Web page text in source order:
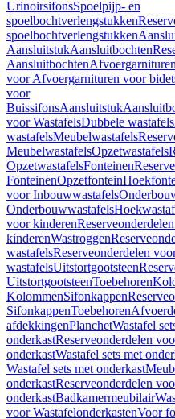
UrinoirsifonsSpoelpijp- en
spoelbochtverlengstukken
spoelbochtverlengstukken
AansluitstukAansluitbochten
Aansluitbochten
voor Afvoergarnituren voor
voor
BuissifonsAansluitstuk
voor WastafelsDubbele wastafels
wastafelsMeubelwastafels
MeubelwastafelsOpzetwastafels
OpzetwastafelsFonteinen
FonteinenOpzetfontein
voor Inbouwwastafels
Onderbouwwastafels
voor kinderen
kinderenWastroggen
wastafelsReserveonderdelen
wastafelsUitstortgootsteen
UitstortgootsteenToebehoren
KolommenSifonkappen
SifonkappenToebehoren
afdekkingenPlanchetWastafel
onderkastReserveonderdelen
onderkastWastafel sets met
Wastafel sets met onderkast
onderkastReserveonderdelen
onderkastBadkamermeubilair
voor WastafelonderkastenVoor